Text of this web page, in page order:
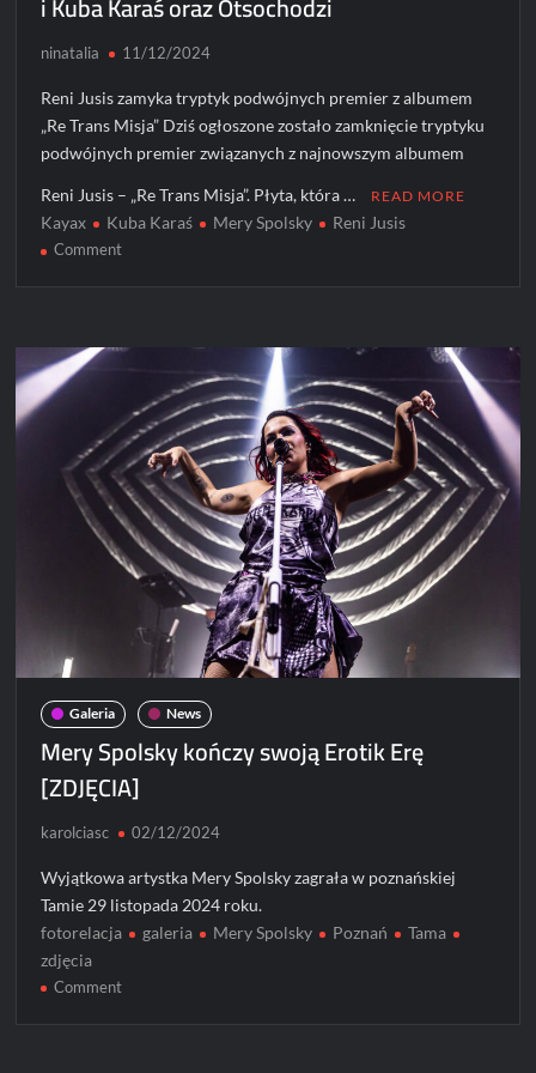
ninatalia 11/12/2024
Reni Jusis zamyka tryptyk podwójnych premier z albumem
„Re Trans Misja” Dziś ogłoszone zostało zamknięcie tryptyku
podwójnych premier związanych z najnowszym albumem
Reni Jusis – „Re Trans Misja”. Płyta, która … READ MORE
Kayax Kuba Karaś Mery Spolsky Reni Jusis
Commenton
Reni
dziś
zamknięcie
tryptyku
podwójnych
premier:
Mery
Spolsky
Kuba
Karaś
oraz
Otsochodzi
Galeria News
Mery Spolsky kończy swoją Erotik Erę
[ZDJĘCIA]
karolciasc 02/12/2024
Wyjątkowa artystka Mery Spolsky zagrała w poznańskiej
Tamie 29 listopada 2024 roku.
fotorelacja
galeria Mery Spolsky Poznań
Tama
zdjęcia
Commenton